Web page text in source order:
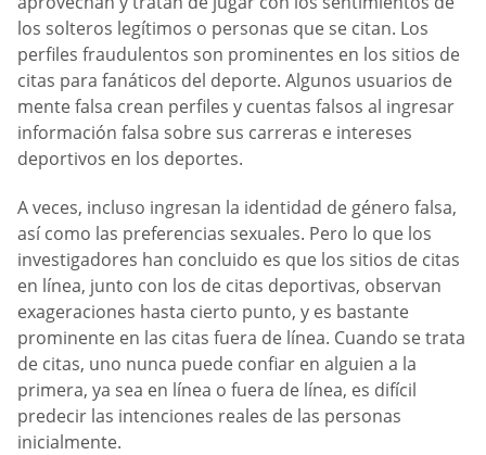
los solteros legítimos o personas que se citan. Los
perfiles fraudulentos son prominentes en los sitios de
citas para fanáticos del deporte. Algunos usuarios de
mente falsa crean perfiles y cuentas falsos al ingresar
información falsa sobre sus carreras e intereses
deportivos en los deportes.
A veces, incluso ingresan la identidad de género falsa,
así como las preferencias sexuales. Pero lo que los
investigadores han concluido es que los sitios de citas
en línea, junto con los de citas deportivas, observan
exageraciones hasta cierto punto, y es bastante
prominente en las citas fuera de línea. Cuando se trata
de citas, uno nunca puede confiar en alguien a la
primera, ya sea en línea o fuera de línea, es difícil
predecir las intenciones reales de las personas
inicialmente.